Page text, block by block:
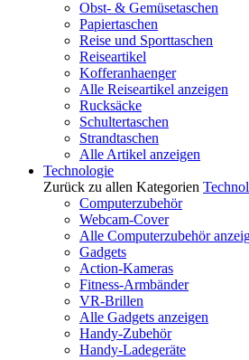
Obst- & Gemüsetaschen
Papiertaschen
Reise und Sporttaschen
Reiseartikel
Kofferanhaenger
Alle Reiseartikel anzeigen
Rucksäcke
Schultertaschen
Strandtaschen
Alle Artikel anzeigen
Technologie
Zurück zu allen Kategorien
Computerzubehör
Webcam-Cover
Alle Computerzubehör
Gadgets
Action-Kameras
Fitness-Armbänder
VR-Brillen
Alle Gadgets anzeigen
Handy-Zubehör
Handy-Ladegeräte